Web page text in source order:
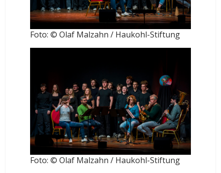
Foto: © Olaf Malzahn / Haukohl-Stiftung
Foto: © Olaf Malzahn / Haukohl-Stiftung